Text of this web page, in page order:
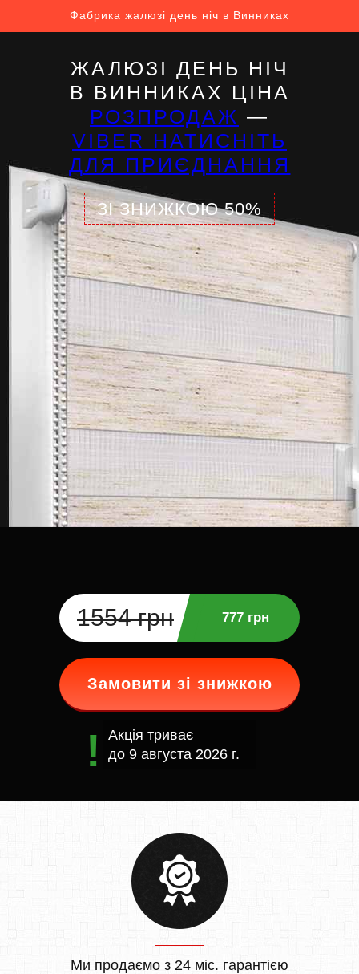
Фабрика жалюзі день ніч в Винниках
ЖАЛЮЗІ ДЕНЬ НІЧ
В ВИННИКАХ ЦІНА
РОЗПРОДАЖ —
VIBER НАТИСНІТЬ
ДЛЯ ПРИЄДНАННЯ
ЗІ ЗНИЖКОЮ 50%
1554 грн 777 грн
Замовити зі знижкою
Акція триває
до 9 августа 2026 г.
Ми продаємо з 24 міс. гарантією